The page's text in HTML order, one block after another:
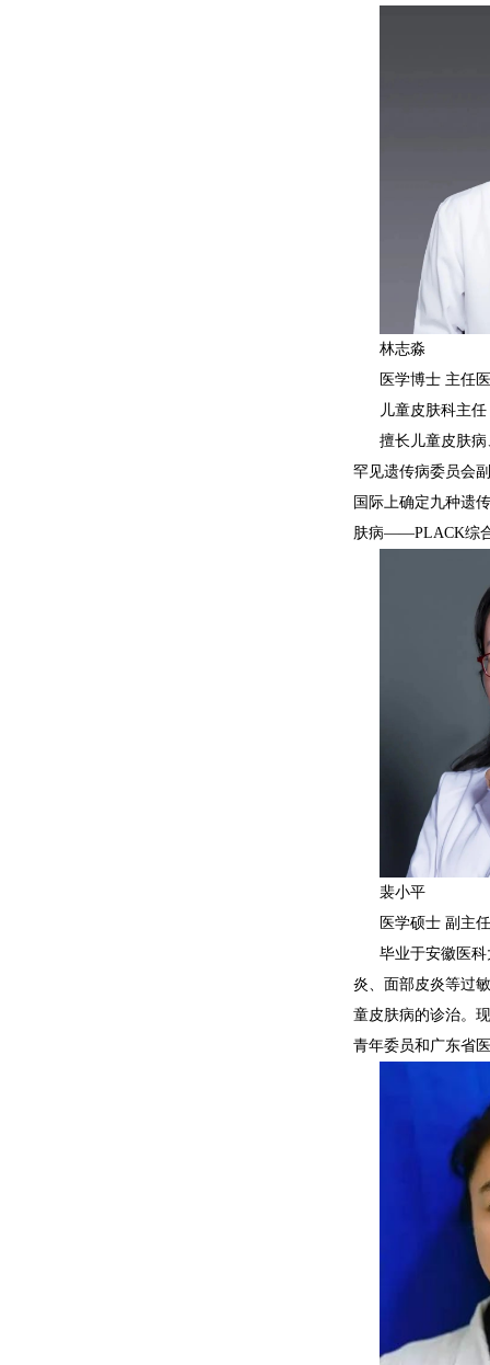
林志淼
医学博士 主任
儿童皮肤科主
擅长儿童皮肤
罕见遗传病委员会
国际上确定九种遗
肤病——PLACK综
裴小平
医学硕士 副主
毕业于安徽医
炎、面部皮炎等过
童皮肤病的诊治。
青年委员和广东省